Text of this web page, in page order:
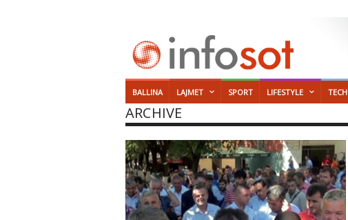
BALLINA LAJMET SPORT LIFESTYLE TECH
ARCHIVE